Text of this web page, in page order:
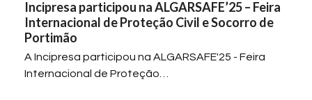
Incipresa participou na ALGARSAFE’25 – Feira
Internacional de Proteção Civil e Socorro de
Portimão
A Incipresa participou na ALGARSAFE'25 - Feira
Internacional de Proteção…